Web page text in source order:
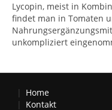
Lycopin, meist in
findet man in Tomaten
unkompliziert
Home
Kontakt